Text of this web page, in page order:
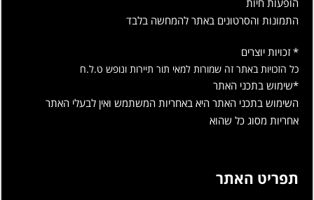
הופעות חיות
התמונות והסרטונים באתר להמחשה בלבד
* זכויות יוצרים
כל הזכויות באתר זה שמורות למאי תור תיירות ונופש ט.ל.ח
*שימוש בתכני האתר
השימוש בתכני האתר היא באחריות המשתמש ואין לבעלי האתר
אחריות מסוג כל שהוא
תפריט האתר